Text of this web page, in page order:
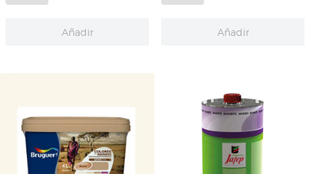
Añadir Añadir